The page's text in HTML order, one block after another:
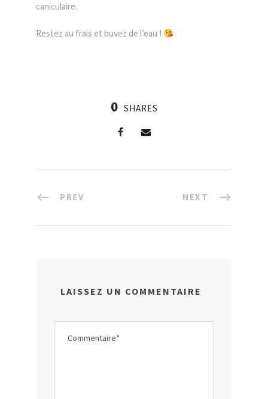
caniculaire.
Restez au frais et buvez de l’eau !
0 SHARES
PREV NEXT
LAISSEZ UN COMMENTAIRE